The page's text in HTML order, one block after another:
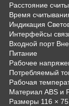
Расстояние
Время
Индикация
Интерфейсы
Входной порт
Питание
Рабочее
Потребляемый
Рабочая
Материал ABS и
Размеры 116 ×